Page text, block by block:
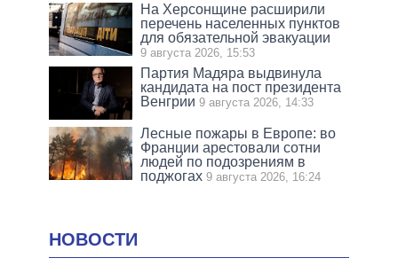
На Херсонщине расширили
перечень населенных пунктов
для обязательной эвакуации
9 августа 2026, 15:53
Партия Мадяра выдвинула
кандидата на пост президента
Венгрии 9 августа 2026, 14:33
Лесные пожары в Европе: во
Франции арестовали сотни
людей по подозрениям в
поджогах 9 августа 2026, 16:24
НОВОСТИ